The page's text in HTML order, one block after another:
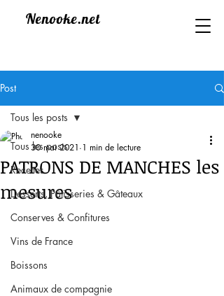
Nenooke.net
Post
Tous les posts
Recettes
Desserts, Pâtisseries & Gâteaux
Conserves & Confitures
Vins de France
Boissons
Animaux de compagnie
Tous les posts
PATRONS DE MANCHES les
mesures
nenooke
30 mai 2021 1 min de lecture